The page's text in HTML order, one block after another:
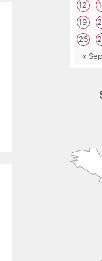
« Sep
12
19
26